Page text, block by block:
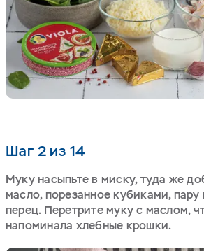
Шаг 2 из 14
Муку насыпьте в миску, туда же
масло, порезанное кубиками,
перец. Перетрите муку с маслом,
напоминала хлебные крошки.